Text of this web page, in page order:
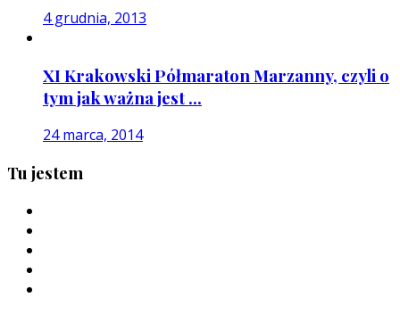
4 grudnia, 2013
XI Krakowski Półmaraton Marzanny, czyli o
tym jak ważna jest ...
24 marca, 2014
Tu jestem